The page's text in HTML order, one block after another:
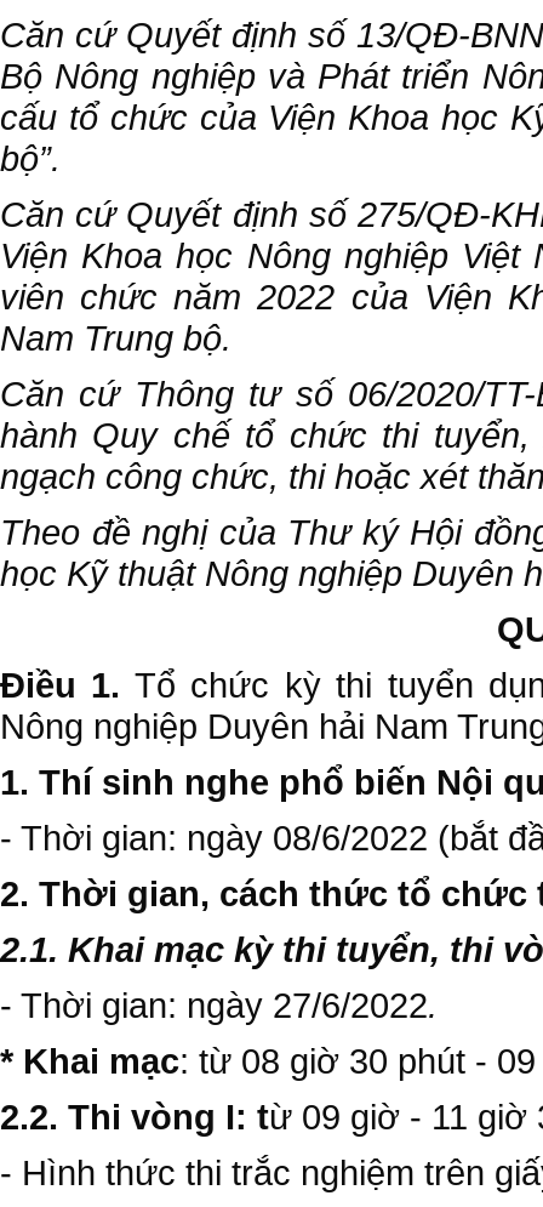
Căn cứ Quyết định số 13/QĐ-
Bộ Nông nghiệp và Phát triển
cấu tổ chức của Viện Khoa học
bộ”.
Căn cứ Quyết định số 275/QĐ-
Viện Khoa học Nông nghiệp
viên chức năm 2022 của Viện
Nam Trung bộ.
Căn cứ Thông tư số 06/2020/
hành Quy chế tổ chức thi
ngạch công chức, thi hoặc xét
Theo đề nghị của Thư ký Hội
học Kỹ thuật Nông nghiệp Duyên
Điều 1. Tổ chức kỳ thi tuyển
Nông nghiệp Duyên hải Nam
1. Thí sinh nghe phổ biến Nội
- Thời gian: ngày 08/6/2022 (bắt
2. Thời gian, cách thức tổ chức
2.1. Khai mạc kỳ thi tuyển, thi
- Thời gian: ngày 27/6/2022.
* Khai mạc: từ 08 giờ 30 phút -
2.2. Thi vòng I: từ 09 giờ - 11 giờ
- Hình thức thi trắc nghiệm trên